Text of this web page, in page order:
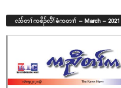
လံာ်တၢ်ကစီၣ်လီၢ်ခံကတၢၢ် – March – 2021